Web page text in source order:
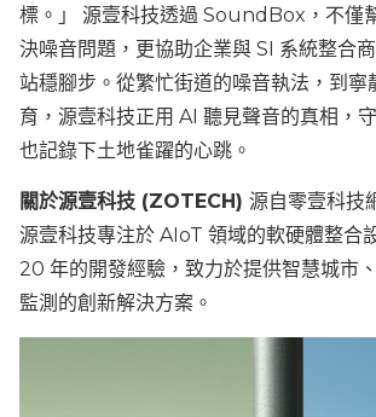
標。」 源壹科技透過 SoundBox，不僅
決噪音問題，更協助企業與 SI 系統整合
站穩腳步。從繁忙街道的噪音執法，到寧
育，源壹科技正用 AI 聽見聲音的真相，
也記錄下土地雀躍的心跳。
關於源壹科技 (ZOTECH) 源自零壹科技
源壹科技專注於 AIoT 領域的軟硬體整合
20 年的開發經驗，致力於提供智慧城市
監測的創新解決方案。